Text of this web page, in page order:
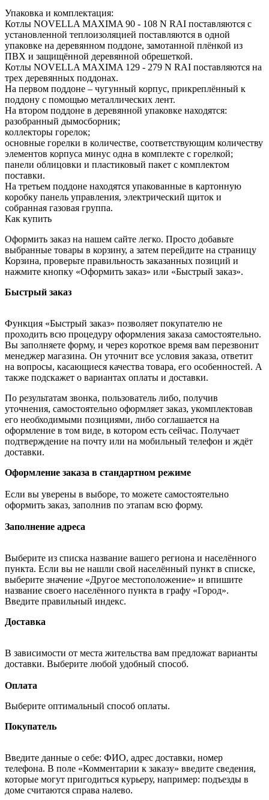
Упаковка и комплектация:
Котлы NOVELLA MAXIMA 90 - 108 N RAI поставляются с
установленной теплоизоляцией поставляются в одной
упаковке на деревянном поддоне, замотанной плёнкой из
ПВХ и защищённой деревянной обрешеткой.
Котлы NOVELLA MAXIMA 129 - 279 N RAI поставляются на
трех деревянных поддонах.
На первом поддоне – чугунный корпус, прикреплённый к
поддону с помощью металлических лент.
На втором поддоне в деревянной упаковке находятся:
разобранный дымосборник;
коллекторы горелок;
основные горелки в количестве, соответствующим количеству
элементов корпуса минус одна в комплекте с горелкой;
панели облицовки и пластиковый пакет с комплектом
поставки.
На третьем поддоне находятся упакованные в картонную
коробку панель управления, электрический щиток и
собранная газовая группа.
Как купить
Оформить заказ на нашем сайте легко. Просто добавьте
выбранные товары в корзину, а затем перейдите на страницу
Корзина, проверьте правильность заказанных позиций и
нажмите кнопку «Оформить заказ» или «Быстрый заказ».
Быстрый заказ
Функция «Быстрый заказ» позволяет покупателю не
проходить всю процедуру оформления заказа самостоятельно.
Вы заполняете форму, и через короткое время вам перезвонит
менеджер магазина. Он уточнит все условия заказа, ответит
на вопросы, касающиеся качества товара, его особенностей. А
также подскажет о вариантах оплаты и доставки.
По результатам звонка, пользователь либо, получив
уточнения, самостоятельно оформляет заказ, укомплектовав
его необходимыми позициями, либо соглашается на
оформление в том виде, в котором есть сейчас. Получает
подтверждение на почту или на мобильный телефон и ждёт
доставки.
Оформление заказа в стандартном режиме
Если вы уверены в выборе, то можете самостоятельно
оформить заказ, заполнив по этапам всю форму.
Заполнение адреса
Выберите из списка название вашего региона и населённого
пункта. Если вы не нашли свой населённый пункт в списке,
выберите значение «Другое местоположение» и впишите
название своего населённого пункта в графу «Город».
Введите правильный индекс.
Доставка
В зависимости от места жительства вам предложат варианты
доставки. Выберите любой удобный способ.
Оплата
Выберите оптимальный способ оплаты.
Покупатель
Введите данные о себе: ФИО, адрес доставки, номер
телефона. В поле «Комментарии к заказу» введите сведения,
которые могут пригодиться курьеру, например: подъезды в
доме считаются справа налево.